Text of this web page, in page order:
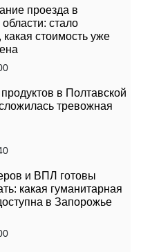
проезда в
стало
какая стоимость уже
в Полтавской
тревожная
и ВПЛ готовы
какая гуманитарная
в Запорожье